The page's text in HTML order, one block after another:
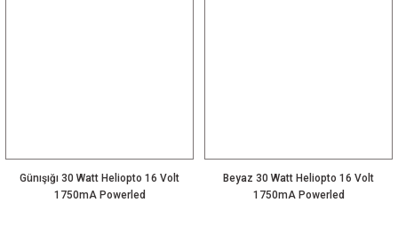
Günışığı 30 Watt Heliopto 16 Volt
1750mA Powerled
Beyaz 30 Watt Heliopto 16 Volt
1750mA Powerled